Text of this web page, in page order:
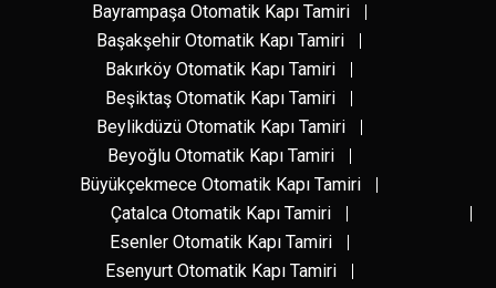
Bayrampaşa Otomatik Kapı Tamiri
Başakşehir Otomatik Kapı Tamiri
Bakırköy Otomatik Kapı Tamiri
Beşiktaş Otomatik Kapı Tamiri
Beylikdüzü Otomatik Kapı Tamiri
Beyoğlu Otomatik Kapı Tamiri
Büyükçekmece Otomatik Kapı Tamiri
Çatalca Otomatik Kapı Tamiri
Esenler Otomatik Kapı Tamiri
Esenyurt Otomatik Kapı Tamiri